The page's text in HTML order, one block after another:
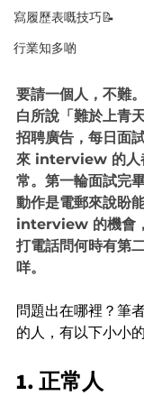
寫履歷表嘅技巧📝
行業知多啲
要請一個人，不難
白所說「難於上青
招聘廣告，每日面
來 interview 的人
常。第一輪面試完
動作是電郵來說盼
interview 的機會
打電話問何時有第
咩。
問題出在哪裡？筆
的人，有以下小小
1. 正常人